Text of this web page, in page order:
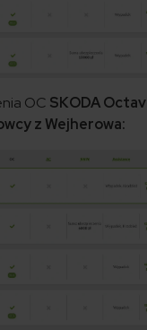
OC SKODA
z Wejherowa: